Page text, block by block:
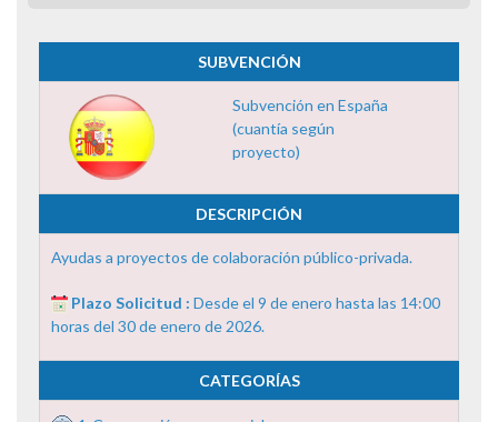
SUBVENCIÓN
Subvención en España
(cuantía según
proyecto)
DESCRIPCIÓN
Ayudas a proyectos de colaboración público-privada.
Plazo Solicitud : Desde el 9 de enero hasta las 14:00
horas del 30 de enero de 2026.
CATEGORÍAS